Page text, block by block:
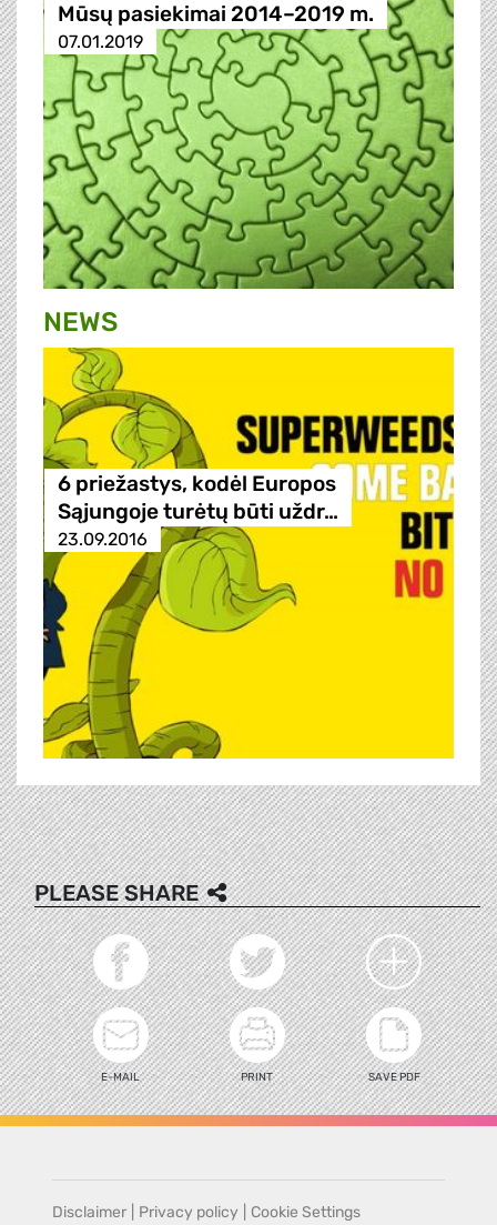
Mūsų pasiekimai 2014–2019 m.
07.01.2019
NEWS
6 priežastys, kodėl Europos
Sąjungoje turėtų būti uždr…
23.09.2016
PLEASE SHARE
E-MAIL PRINT SAVE PDF
Disclaimer Privacy policy Cookie Settings